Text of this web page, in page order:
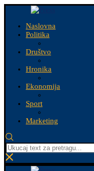
Naslovna
Politika
Društvo
Hronika
Ekonomija
Sport
Marketing